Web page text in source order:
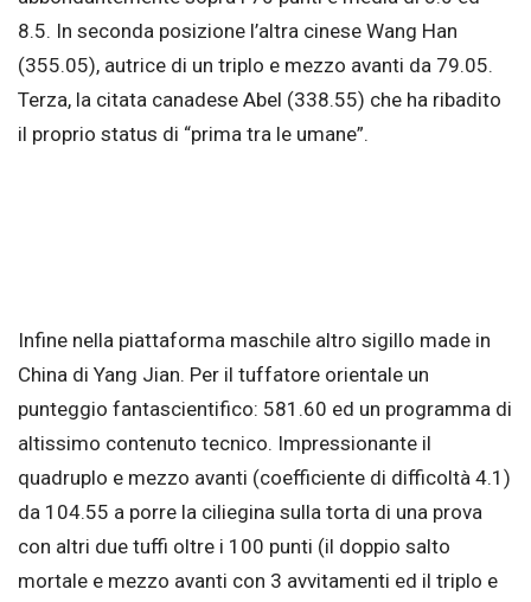
8.5. In seconda posizione l’altra cinese Wang Han
(355.05), autrice di un triplo e mezzo avanti da 79.05.
Terza, la citata canadese Abel (338.55) che ha ribadito
il proprio status di “prima tra le umane”.
Infine nella piattaforma maschile altro sigillo made in
China di Yang Jian. Per il tuffatore orientale un
punteggio fantascientifico: 581.60 ed un programma di
altissimo contenuto tecnico. Impressionante il
quadruplo e mezzo avanti (coefficiente di difficoltà 4.1)
da 104.55 a porre la ciliegina sulla torta di una prova
con altri due tuffi oltre i 100 punti (il doppio salto
mortale e mezzo avanti con 3 avvitamenti ed il triplo e